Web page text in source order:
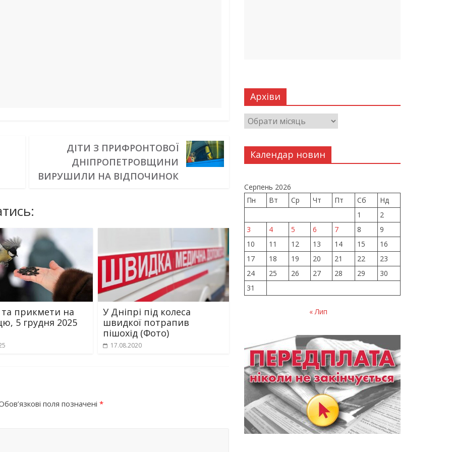
ДІТИ З ПРИФРОНТОВОЇ
ДНІПРОПЕТРОВЩИНИ
ВИРУШИЛИ НА ВІДПОЧИНОК
та прикмети на
5 грудня 2025
У Дніпрі під колеса
швидкої потрапив
пішохід (Фото)
17.08.2020
поля позначені *
Архіви
Календар новин
Серпень 2026
Пн
Вт Ср Чт Пт Сб
Нд
1
2
3
4 5 6 7 8
9
10
11 12 13 14 15
16
17
18 19 20 21 22
23
24
25 26 27 28 29
30
31
« Лип